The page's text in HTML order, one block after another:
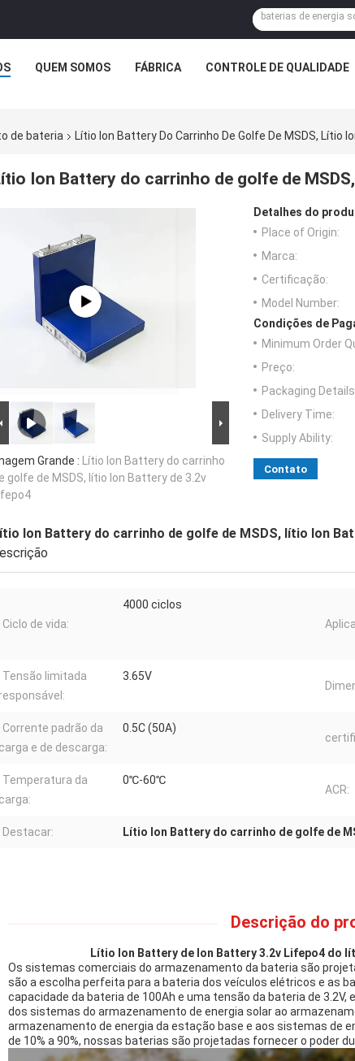
QUEM SOMOS FÁBRICA CONTROLE DE QUALIDADE
de bateria Lítio Ion Battery Do Carrinho De Golfe De MSDS, Lítio
Ion Battery do carrinho de golfe de
Grande : Lítio Ion Battery do carrinho
golfe de MSDS, lítio Ion Battery de 3.2v
Detalhes do
Place of Origin:
Marca:
Certificação:
Model Number:
Condições de
Minimum Order
Preço:
Packaging
Delivery Time:
Supply Ability:
Contato
Ion Battery do carrinho de golfe de MSDS, lítio Ion
Ciclo de vida:
4000 ciclos
Tensão limitada
responsável:
3.65V
Corrente padrão da
carga e de descarga:
0.5C (50A)
Temperatura da
carga:
0℃-60℃
ACR:
Destacar: Lítio Ion Battery do carrinho de golfe de
Descrição do
Lítio Ion Battery de Ion Battery 3.2v Lifepo4 do
Os sistemas comerciais do armazenamento da bateria são
são a escolha perfeita para a bateria dos veículos elétricos e as
capacidade da bateria de 100Ah e uma tensão da bateria de
dos sistemas do armazenamento de energia solar ao
armazenamento de energia da estação base e aos sistemas de
de 10% a 90%, nossas baterias são projetadas fornecer o poder